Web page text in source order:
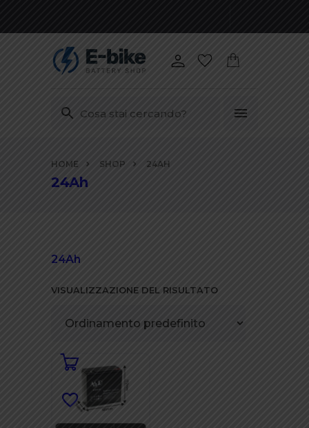
contenuti
HOME SHOP 24AH
24Ah
24Ah
VISUALIZZAZIONE DEL RISULTATO